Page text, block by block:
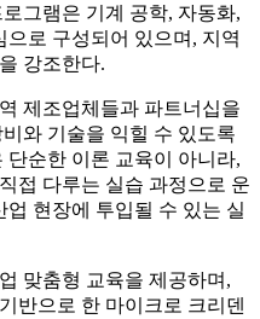
그램은 기계 공학, 자동화,
로 구성되어 있으며, 지역
강조한다.
제조업체들과 파트너십을
와 기술을 익힐 수 있도록
순한 이론 교육이 아니라,
접 다루는 실습 과정으로 운
현장에 투입될 수 있는 실
맞춤형 교육을 제공하며,
반으로 한 마이크로 크리덴